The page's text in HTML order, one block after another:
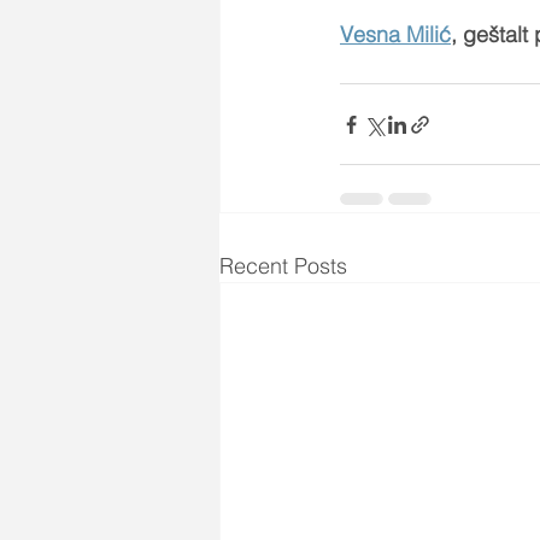
Vesna Milić, geštalt
Recent Posts